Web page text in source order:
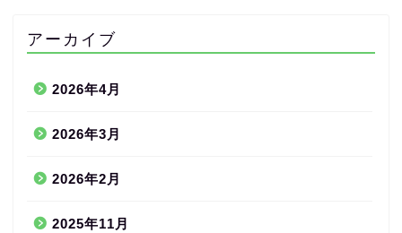
アーカイブ
2026年4月
2026年3月
2026年2月
2025年11月